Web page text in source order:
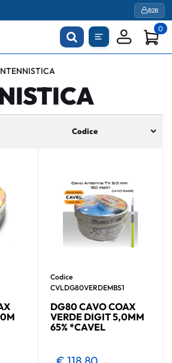
B2B
0
Codice
CVLDG80VERDEMBS1
DG80 CAVO COAX
VERDE DIGIT 5,0MM
65% *CAVEL